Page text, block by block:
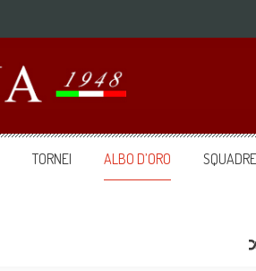
TORNEI ALBO D’ORO SQUADRE